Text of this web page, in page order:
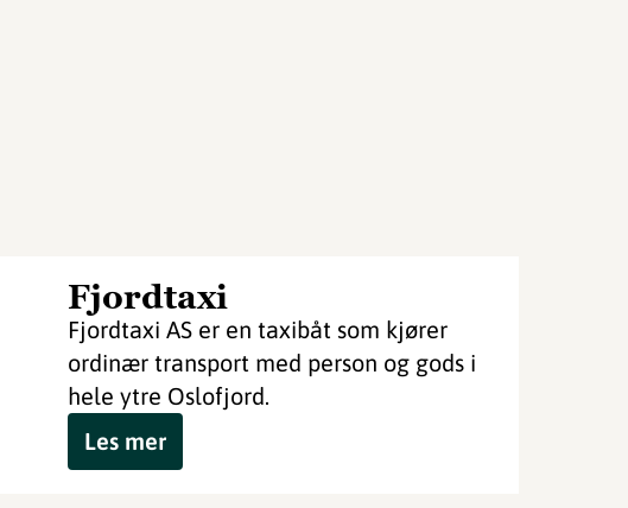
Fjordtaxi
Fjordtaxi AS er en taxibåt som kjører
ordinær transport med person og gods i
hele ytre Oslofjord.
Les mer